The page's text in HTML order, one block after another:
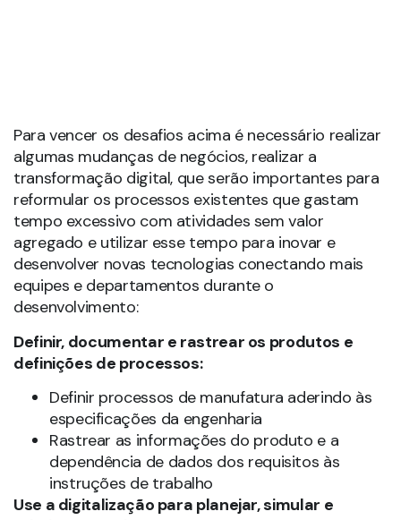
desenvolvimento:
Definir, documentar e rastrear os produtos e
definições de processos:
Definir processos de manufatura aderindo às
especificações da engenharia
Rastrear as informações do produto e a
dependência de dados dos requisitos às
instruções de trabalho
otimizar a produção
otimizar
Planejar a produção gerenciando tempos de
ciclos e execução, tendo rápida
reprogramação para responder a riscos de
produção ou mudanças na demanda
Aumentar a colaboração e integração entre